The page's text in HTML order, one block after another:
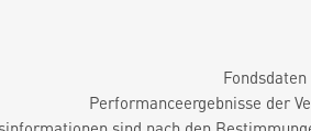
Performanceergebnisse der